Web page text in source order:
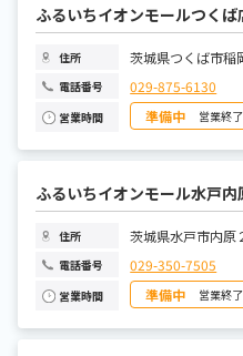
水曜日
木曜日
土曜日
ふるいちイオンモールつくば
住所 茨城県つくば市稲
電話番号 029-875-6130
営業時間 準備中
日曜日
水曜日
木曜日
土曜日
ふるいちイオンモール水戸内
住所 茨城県水戸市内原
電話番号 029-350-7505
営業時間 準備中
日曜日